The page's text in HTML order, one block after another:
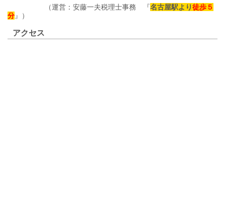
（運営：安藤一夫税理士事務 『名古屋駅より徒歩５
分』）
アクセス